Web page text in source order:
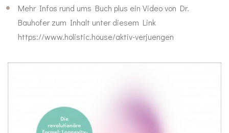
Mehr Infos rund ums Buch plus ein Video von Dr.
Bauhofer zum Inhalt unter diesem Link
https://www.holistic.house/aktiv-verjuengen